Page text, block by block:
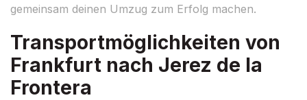
gemeinsam deinen Umzug zum Erfolg machen.
Transportmöglichkeiten von
Frankfurt nach Jerez de la
Frontera